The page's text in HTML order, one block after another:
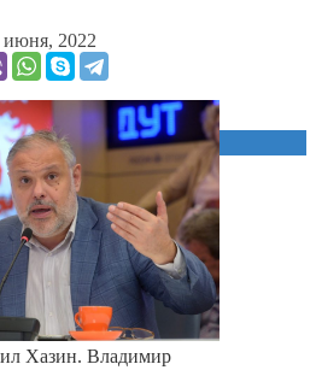
июня, 2022
Хазин. Владимир